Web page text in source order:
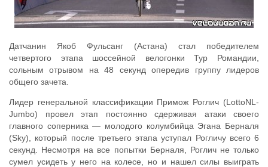
Датчанин Якоб Фульсанг (Астана) стал победителем
четвертого этапа шоссейной велогонки Тур Романдии,
сольным отрывом на 48 секунд опередив группу лидеров
общего зачета.
Лидер генеральной классификации Примож Роглич (LottoNL-
Jumbo) провел этап постоянно сдерживая атаки своего
главного соперника — молодого колумбийца Эгана Берналя
(Sky), который после третьего этапа уступал Рогличу всего 6
секунд. Несмотря на все попытки Берналя, Роглич не только
сумел усидеть у него на колесе, но и нашел силы выиграть